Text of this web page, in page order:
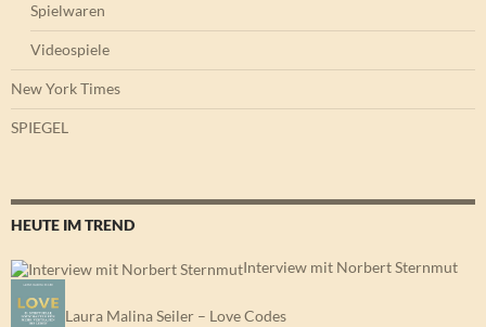
Spielwaren
Videospiele
New York Times
SPIEGEL
HEUTE IM TREND
Interview mit Norbert Sternmut
Laura Malina Seiler – Love Codes